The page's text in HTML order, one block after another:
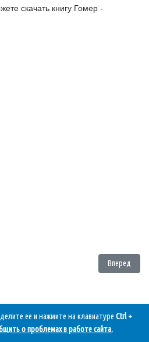
скачать книгу Гомер -
- Медный всадник Следующий:
Вперед
ее и нажмите на клавиатуре Ctrl +
о проблемах в работе сайта.